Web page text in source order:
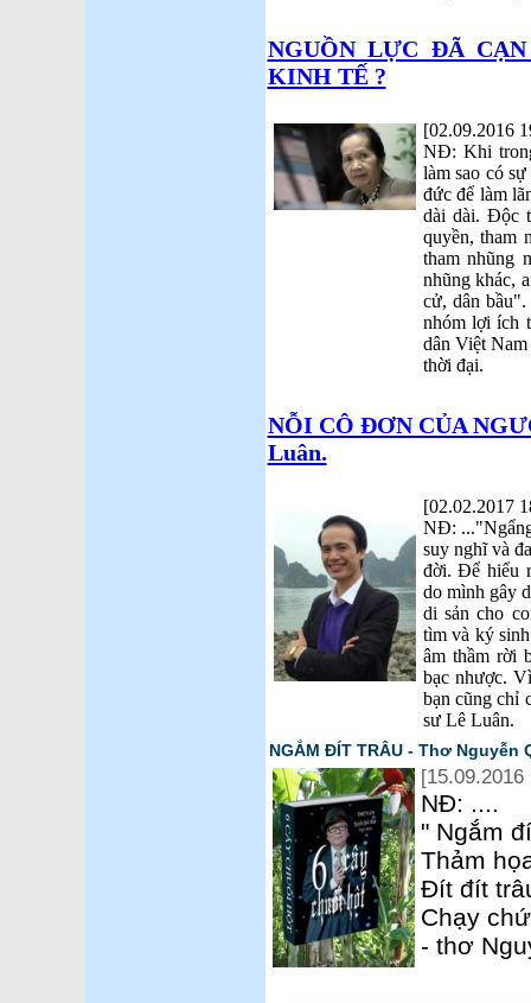
NGUỒN LỰC ĐÃ
KINH TẾ ?
[02.09.2016
NĐ: Khi
làm sao có
đức để làm
dài dài. Độc
quyền, tham
tham nhũng
nhũng khác,
cử, dân
nhóm lợi ích
dân Việt
thời đại.
NỖI CÔ ĐƠN CỦA
Luân.
[02.02.2017
NĐ:
suy nghĩ và
đời. Để hiểu
do mình gây
di sản cho
tìm và ký
âm thầm rời
bạc nhược.
bạn cũng chỉ
sư Lê Luân.
NGẮM ĐÍT TRÂU - Thơ Nguyễn
[15.09.2016
NĐ: ....
" Ngắm
Thảm
Đít đít
Chạy
- thơ